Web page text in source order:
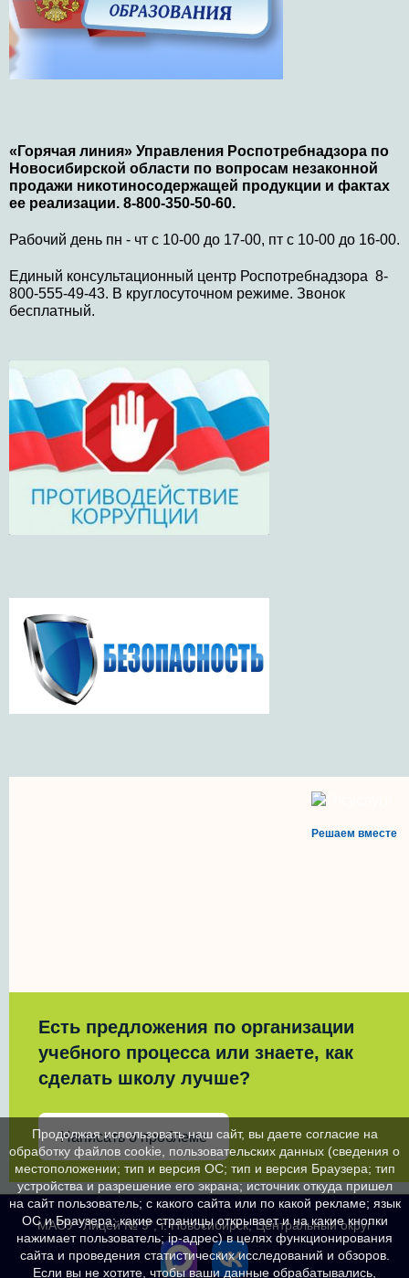
«Горячая линия» Управления Роспотребнадзора по
Новосибирской области по вопросам незаконной
продажи никотиносодержащей продукции и фактах
ее реализации. 8-800-350-50-60.
Рабочий день пн - чт с 10-00 до 17-00, пт с 10-00 до 16-00.
Единый консультационный центр Роспотребнадзора 8-
800-555-49-43. В круглосуточном режиме. Звонок
бесплатный.
Решаем вместе
Есть предложения по организации
учебного процесса или знаете, как
сделать школу лучше?
Написать о проблеме
МАОУ "Лицей № 9", г. Новосибирск, Центральный округ
Продолжая использовать наш сайт, вы даете согласие на
обработку файлов cookie, пользовательских данных (сведения о
местоположении; тип и версия ОС; тип и версия Браузера; тип
устройства и разрешение его экрана; источник откуда пришел
на сайт пользователь; с какого сайта или по какой рекламе; язык
ОС и Браузера; какие страницы открывает и на какие кнопки
нажимает пользователь; ip-адрес) в целях функционирования
сайта и проведения статистических исследований и обзоров.
Если вы не хотите, чтобы ваши данные обрабатывались,